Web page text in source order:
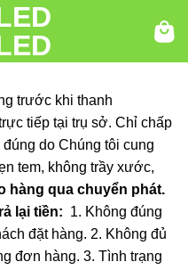
trước khi thanh
tiếp tại trụ sở. Chỉ chấp
do Chúng tôi cung
tem, không trầy xước,
hàng qua chuyển phát.
lại tiền: 1. Không đúng
đặt hàng. 2. Không đủ
đơn hàng. 3. Tình trạng